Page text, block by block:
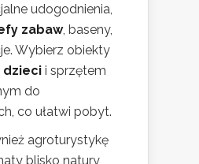
udogodnienia,
zabaw, baseny,
Wybierz obiekty
dzieci i sprzętem
do
co ułatwi pobyt.
agroturystykę
blisko natury,